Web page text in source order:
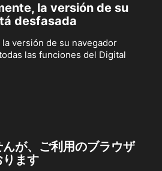
la versión de su
desfasada
versión de su navegador
las funciones del Digital
が、ご利用のブラウザ
ります